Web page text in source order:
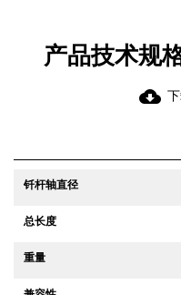
产品技术规
cloud_download
钎杆轴直径
总长度
重量